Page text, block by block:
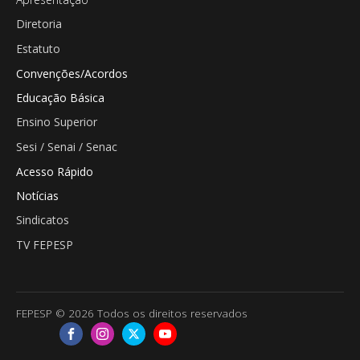
Diretoria
Estatuto
Convenções/Acordos
Educação Básica
Ensino Superior
Sesi / Senai / Senac
Acesso Rápido
Notícias
Sindicatos
TV FEPESP
FEPESP © 2026 Todos os direitos reservados